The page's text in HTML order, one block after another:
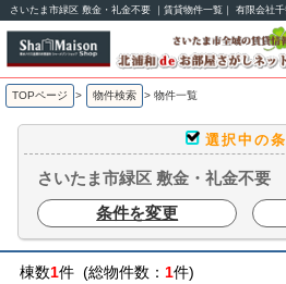
さいたま市緑区 敷金・礼金不要 ｜賃貸物件一覧｜ 有限会社千
TOPページ > 物件検索 > 物件一覧
選択中の
さいたま市緑区 敷金・礼金不要
条件を変更
棟数1件 (総物件数： 1件)